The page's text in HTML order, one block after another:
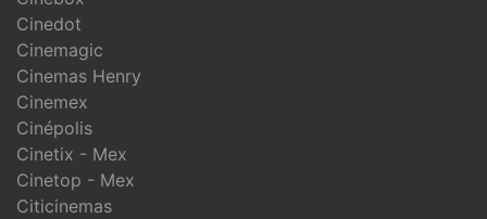
Cinedot
Cinemagic
Cinemas Henry
Cinemex
Cinépolis
Cinetix - Mex
Cinetop - Mex
Citicinemas